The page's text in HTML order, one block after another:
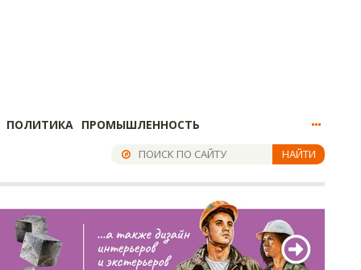
ПОЛИТИКА ПРОМЫШЛЕННОСТЬ
НАЙТИ